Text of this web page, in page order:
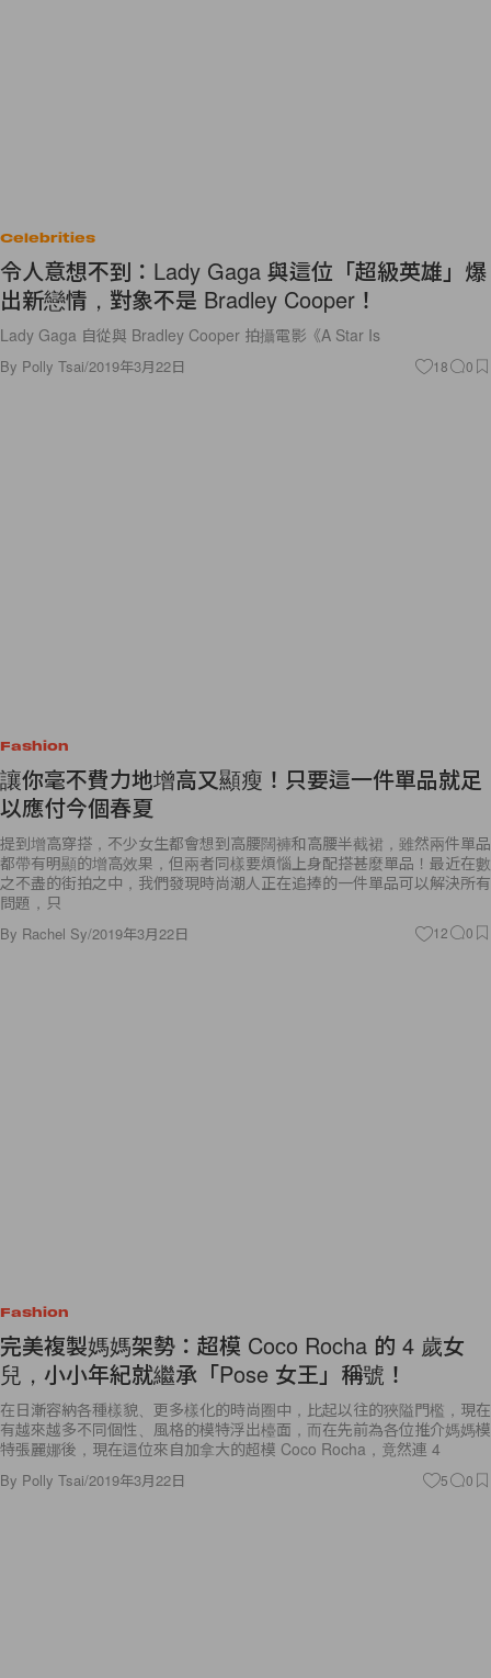
Celebrities
令人意想不到：Lady Gaga 與這位「超級英雄」爆
出新戀情，對象不是 Bradley Cooper！
Lady Gaga 自從與 Bradley Cooper 拍攝電影《A Star Is
By Polly Tsai/2019年3月22日 18 0
Fashion
讓你毫不費力地增高又顯瘦！只要這一件單品就足
以應付今個春夏
提到增高穿搭，不少女生都會想到高腰闊褲和高腰半截裙，雖然兩件單品
都帶有明顯的增高效果，但兩者同樣要煩惱上身配搭甚麼單品！最近在數
之不盡的街拍之中，我們發現時尚潮人正在追捧的一件單品可以解決所有
問題，只
By Rachel Sy/2019年3月22日 12 0
Fashion
完美複製媽媽架勢：超模 Coco Rocha 的 4 歲女
兒，小小年紀就繼承「Pose 女王」稱號！
在日漸容納各種樣貌、更多樣化的時尚圈中，比起以往的狹隘門檻，現在
有越來越多不同個性、風格的模特浮出檯面，而在先前為各位推介媽媽模
特張麗娜後，現在這位來自加拿大的超模 Coco Rocha，竟然連 4
By Polly Tsai/2019年3月22日 5 0